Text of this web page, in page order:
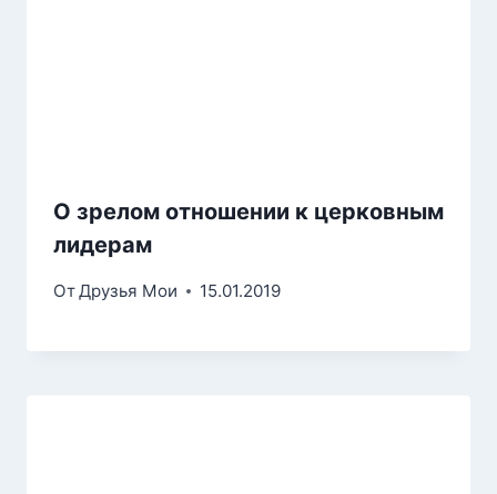
О зрелом отношении к церковным
лидерам
От Друзья Мои 15.01.2019